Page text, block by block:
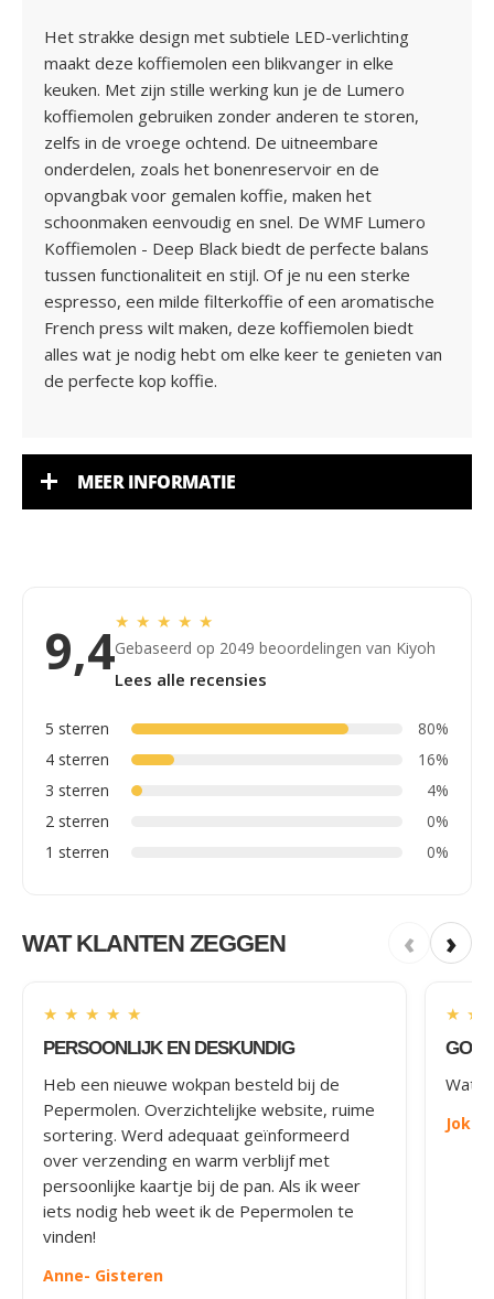
Het strakke design met subtiele LED-verlichting
maakt deze koffiemolen een blikvanger in elke
keuken. Met zijn stille werking kun je de Lumero
koffiemolen gebruiken zonder anderen te storen,
zelfs in de vroege ochtend. De uitneembare
onderdelen, zoals het bonenreservoir en de
opvangbak voor gemalen koffie, maken het
schoonmaken eenvoudig en snel. De WMF Lumero
Koffiemolen - Deep Black biedt de perfecte balans
tussen functionaliteit en stijl. Of je nu een sterke
espresso, een milde filterkoffie of een aromatische
French press wilt maken, deze koffiemolen biedt
alles wat je nodig hebt om elke keer te genieten van
de perfecte kop koffie.
MEER INFORMATIE
9,4★ ★ ★ ★ ★
Gebaseerd op 2049 beoordelingen van Kiyoh
Lees alle recensies
5 sterren
80%
4 sterren
16%
3 sterren
4%
2 sterren
0%
1 sterren
0%
WAT KLANTEN ZEGGEN ‹ ›
★ ★ ★ ★ ★
PERSOONLIJK EN DESKUNDIG
Heb een nieuwe wokpan besteld bij de
Pepermolen. Overzichtelijke website, ruime
sortering. Werd adequaat geïnformeerd
over verzending en warm verblijf met
persoonlijke kaartje bij de pan. Als ik weer
iets nodig heb weet ik de Pepermolen te
vinden!
Anne- Gisteren
★ ★
Wat
Joke